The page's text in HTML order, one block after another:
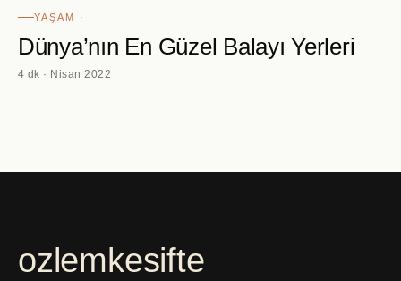
YAŞAM ·
Dünya’nın En Güzel Balayı Yerleri
4 dk · Nisan 2022
ozlemkesifte